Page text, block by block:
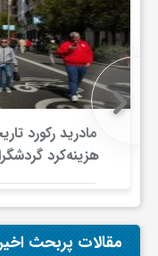
مادرید رکورد
مقالات پربحث